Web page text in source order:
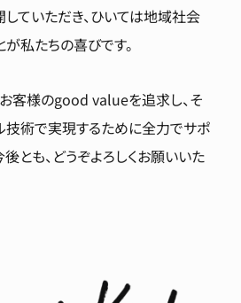
ていただき、ひいては地域社会
私たちの喜びです。
客様のgood valueを追求し、そ
技術で実現するために全力でサポ
後とも、どうぞよろしくお願いいた